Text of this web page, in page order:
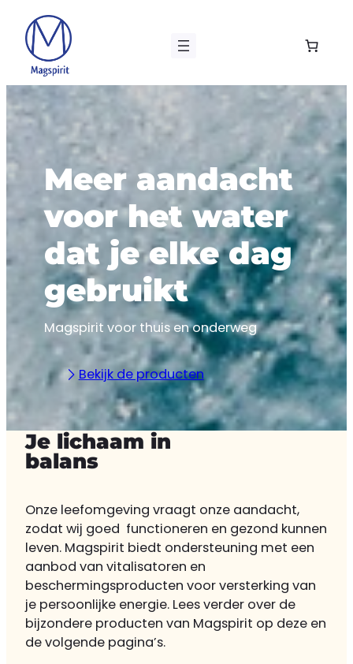
naar
inhoud
Meer aandacht
voor het water
dat je elke dag
gebruikt
Magspirit voor thuis en onderweg
Bekijk de producten
Je lichaam in
balans
Onze leefomgeving vraagt onze aandacht,
zodat wij goed functioneren en gezond kunnen
leven. Magspirit biedt ondersteuning met een
aanbod van vitalisatoren en
beschermingsproducten voor versterking van
je persoonlijke energie. Lees verder over de
bijzondere producten van Magspirit op deze en
de volgende pagina’s.